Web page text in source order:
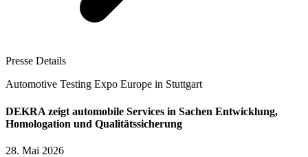
Presse Details
Automotive Testing Expo Europe in Stuttgart
DEKRA zeigt automobile Services in Sachen Entwicklung,
Homologation und Qualitätssicherung
28. Mai 2026